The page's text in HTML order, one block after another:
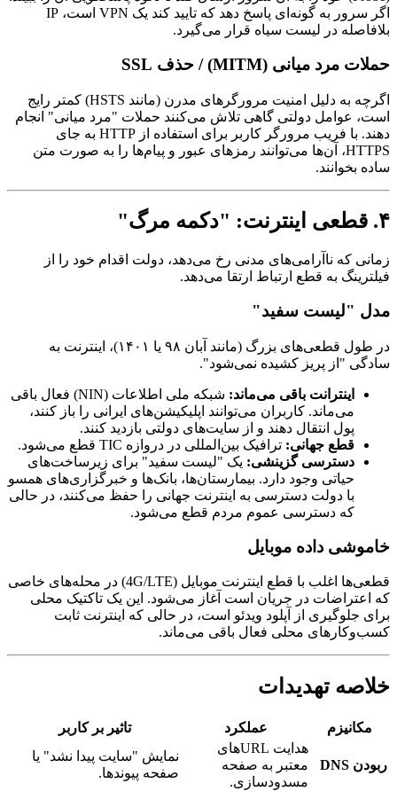
اگر سرور به گونه‌ای پاسخ دهد که تایید کند یک VPN است، IP
بلافاصله در لیست سیاه قرار می‌گیرد.
حملات مرد میانی (MITM) / حذف SSL
اگرچه به دلیل امنیت مرورگرهای مدرن (مانند HSTS) کمتر رایج
است، عوامل دولتی گاهی تلاش می‌کنند حملات "مرد میانی" انجام
دهند. با فریب مرورگر کاربر برای استفاده از HTTP به جای
HTTPS، آن‌ها می‌توانند رمزهای عبور و پیام‌ها را به صورت متن
ساده بخوانند.
۴. قطعی اینترنت: "دکمه مرگ"
زمانی که ناآرامی‌های مدنی رخ می‌دهد، دولت اقدام خود را از
فیلترینگ به قطع ارتباط ارتقا می‌دهد.
مدل "لیست سفید"
در طول قطعی‌های بزرگ (مانند آبان ۹۸ یا ۱۴۰۱)، اینترنت به
سادگی "از پریز کشیده نمی‌شود".
اینترانت باقی می‌ماند:
شبکه ملی اطلاعات (NIN) فعال باقی
می‌ماند. کاربران می‌توانند اپلیکیشن‌های ایرانی را باز کنند،
پول انتقال دهند و از سایت‌های دولتی بازدید کنند.
قطع جهانی: ترافیک بین‌المللی در دروازه TIC قطع می‌شود.
دسترسی گزینشی: یک "لیست سفید" برای زیرساخت‌های
حیاتی وجود دارد. بیمارستان‌ها، بانک‌ها و خبرگزاری‌های همسو
با دولت دسترسی به اینترنت جهانی را حفظ می‌کنند، در حالی
که دسترسی عموم مردم قطع می‌شود.
خاموشی داده موبایل
قطعی‌ها اغلب با قطع اینترنت موبایل (4G/LTE) در محله‌های خاصی
که اعتراضات در جریان است آغاز می‌شود. این یک تاکتیک محلی
برای جلوگیری از آپلود ویدئو است، در حالی که اینترنت ثابت
کسب‌وکارهای محلی فعال باقی می‌ماند.
خلاصه تهدیدات
مکانیزم عملکرد تاثیر بر کاربر
ربودن DNS
هدایت URLهای
معتبر به صفحه
مسدودسازی.
نمایش "سایت پیدا نشد" یا
صفحه پیوندها.